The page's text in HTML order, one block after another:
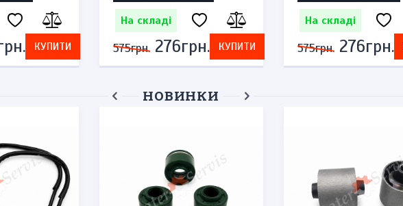
КУПИТИ
На складі
575грн. 276грн. КУПИТИ
На складі
575грн. 276грн.
НОВИНКИ